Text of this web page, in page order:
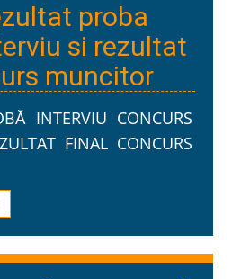
proba
si rezultat
muncitor
INTERVIU CONCURS
FINAL CONCURS